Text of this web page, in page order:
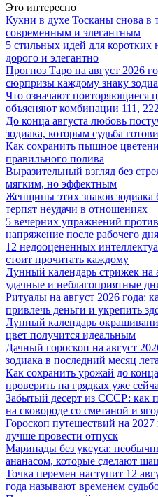
Это интересно
Кухни в духе Тосканы снова в
современным и элегантным
5 стильных идей для коротких
дорого и элегантно
Прогноз Таро на август 2026
сюрпризы каждому знаку
Что означают повторяющиеся
объясняют комбинации 111,
До конца августа любовь
зодиака, которым судьба
Как сохранить пышное
правильного полива
Выразительный взгляд без
мягким, но эффектным
Женщины этих знаков зодиака
терпят неудачи в отношениях
5 вечерних упражнений
напряжение после рабочего дня
12 недооцененных
стоит прочитать каждому
Лунный календарь стрижек на
удачные и неблагоприятные
Ритуалы на август 2026 года:
привлечь деньги и укрепить
Лунный календарь
цвет получится идеальным
Дачный гороскоп на август
зодиака в последний месяц лета
Как сохранить урожай до
проверить на грядках уже
Забытый десерт из СССР: как
на сковороде со сметаной и
Гороскоп путешествий на 2027
лучше провести отпуск
Маринады без уксуса:
ананасом, которые сделают
Точка перемен наступит 12
года называют временем